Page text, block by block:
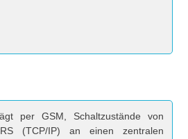
per GSM, Schaltzustände von
(TCP/IP) an einen zentralen